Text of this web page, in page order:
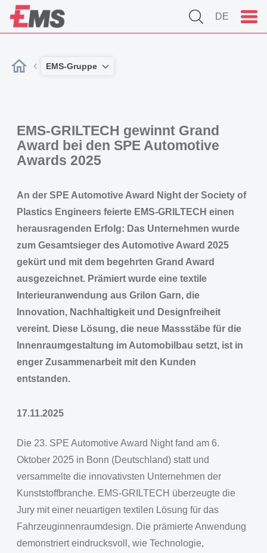
DE
EMS-Gruppe
EMS-GRILTECH gewinnt Grand
Award bei den SPE Automotive
Awards 2025
An der SPE Automotive Award Night der Society of
Plastics Engineers feierte EMS-GRILTECH einen
herausragenden Erfolg: Das Unternehmen wurde
zum Gesamtsieger des Automotive Award 2025
gekürt und mit dem begehrten Grand Award
ausgezeichnet. Prämiert wurde eine textile
Interieuranwendung aus Grilon Garn, die
Innovation, Nachhaltigkeit und Designfreiheit
vereint. Diese Lösung, die neue Massstäbe für die
Innenraumgestaltung im Automobilbau setzt, ist in
enger Zusammenarbeit mit den Kunden
entstanden.
17.11.2025
Die 23. SPE Automotive Award Night fand am 6.
Oktober 2025 in Bonn (Deutschland) statt und
versammelte die innovativsten Unternehmen der
Kunststoffbranche. EMS-GRILTECH überzeugte die
Jury mit einer neuartigen textilen Lösung für das
Fahrzeuginnenraumdesign. Die prämierte Anwendung
demonstriert eindrucksvoll, wie Technologie,